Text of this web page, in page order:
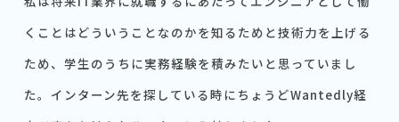
くことはどういうことなのかを知るためと技術力を上げる
ため、学生のうちに実務経験を積みたいと思っていまし
た。インターン先を探している時にちょうどWantedly経